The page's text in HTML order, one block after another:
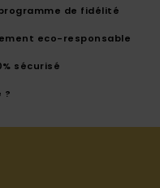
de fidélité
eco-responsable
sécurisé
?